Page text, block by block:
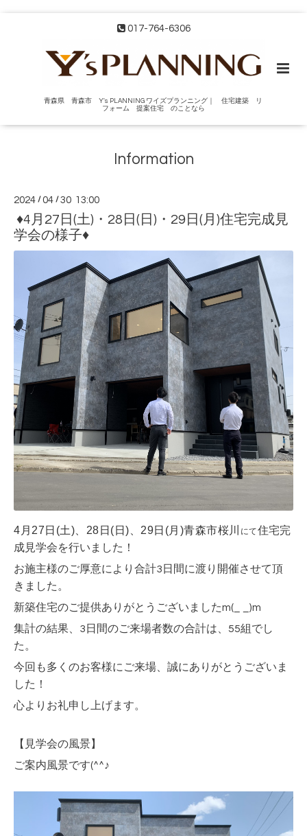
017-764-6306
青森県 青森市 Y's PLANNING ワイズプランニング｜ 住宅建築 リ
フォーム 提案住宅 のことなら
Information
2024 /04 /30 13:00
♦4月27日(土)・28日(日)・29日(月)住宅完成見
学会の様子♦
4月27日(土)、28日(日)、 29日(月)青森市桜川 にて住宅完
成見学会を行いました！
お施主様のご厚意により合計3日間に渡り開催させて頂
きました。
新築住宅のご提供ありがとうございましたm(_ _)m
集計の結果、3日間のご来場者数の合計は、55組でし
た。
今回も多くのお客様にご来場、誠にありがとうございま
した！
心よりお礼申し上げます。
【見学会の風景】
ご案内風景です(^^♪